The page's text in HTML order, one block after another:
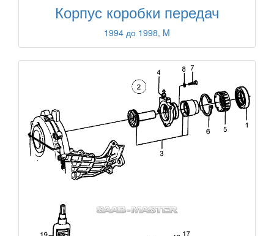
Корпус коробки передач
1994 до 1998, M